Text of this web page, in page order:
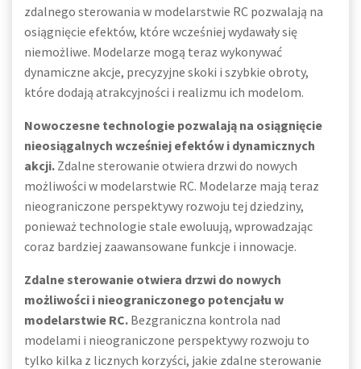
zdalnego sterowania w modelarstwie RC pozwalają na
osiągnięcie efektów, które wcześniej wydawały się
niemożliwe. Modelarze mogą teraz wykonywać
dynamiczne akcje, precyzyjne skoki i szybkie obroty,
które dodają atrakcyjności i realizmu ich modelom.
Nowoczesne technologie pozwalają na osiągnięcie
nieosiągalnych wcześniej efektów i dynamicznych
akcji. Zdalne sterowanie otwiera drzwi do nowych
możliwości w modelarstwie RC. Modelarze mają teraz
nieograniczone perspektywy rozwoju tej dziedziny,
ponieważ technologie stale ewoluują, wprowadzając
coraz bardziej zaawansowane funkcje i innowacje.
Zdalne sterowanie otwiera drzwi do nowych
możliwości i nieograniczonego potencjału w
modelarstwie RC. Bezgraniczna kontrola nad
modelami i nieograniczone perspektywy rozwoju to
tylko kilka z licznych korzyści, jakie zdalne sterowanie